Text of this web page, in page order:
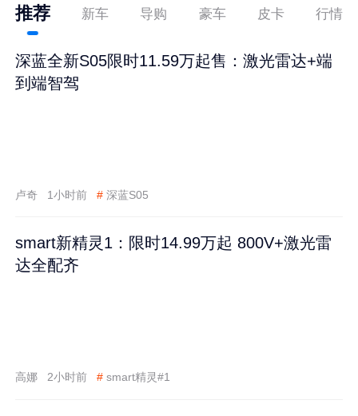
推荐 新车 导购 豪车 皮卡 行情
深蓝全新S05限时11.59万起售：激光雷达+端
到端智驾
卢奇 1小时前 # 深蓝S05
smart新精灵1：限时14.99万起 800V+激光雷
达全配齐
高娜 2小时前 # smart精灵#1